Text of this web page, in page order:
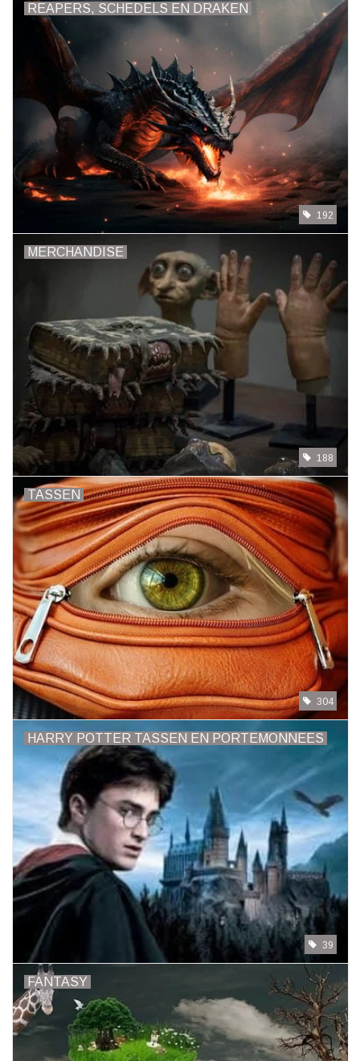
REAPERS, SCHEDELS EN DRAKEN
192
MERCHANDISE
188
TASSEN
304
HARRY POTTER TASSEN EN PORTEMONNEES
39
FANTASY